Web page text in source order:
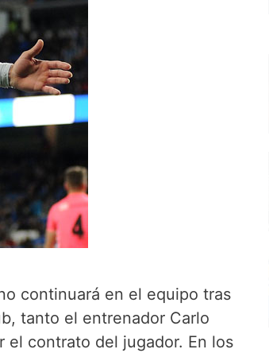
continuará en el equipo tras
tanto el entrenador Carlo
contrato del jugador. En los